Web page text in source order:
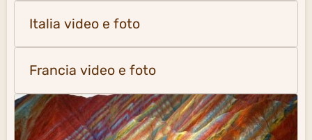
Italia video e foto
Francia video e foto